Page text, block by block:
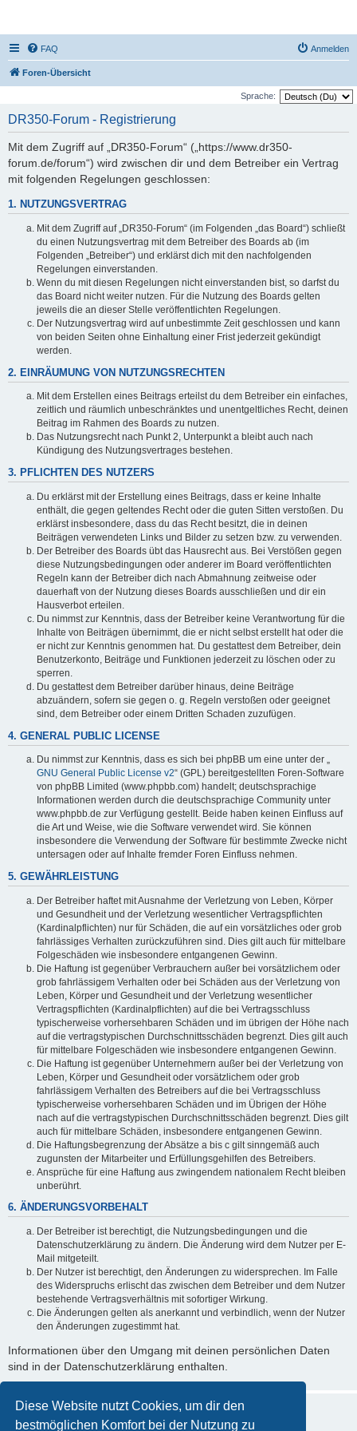
Diese Website nutzt Cookies, um dir den
bestmöglichen Komfort bei der Nutzung zu
FAQ Anmelden
Foren-Übersicht
Sprache:
DR350-Forum - Registrierung
Mit dem Zugriff auf „DR350-Forum“ („https://www.dr350-
forum.de/forum“) wird zwischen dir und dem Betreiber ein Vertrag
mit folgenden Regelungen geschlossen:
1. NUTZUNGSVERTRAG
Mit dem Zugriff auf „DR350-Forum“ (im Folgenden „das Board“) schließt
du einen Nutzungsvertrag mit dem Betreiber des Boards ab (im
Folgenden „Betreiber“) und erklärst dich mit den nachfolgenden
Regelungen einverstanden.
Wenn du mit diesen Regelungen nicht einverstanden bist, so darfst du
das Board nicht weiter nutzen. Für die Nutzung des Boards gelten
jeweils die an dieser Stelle veröffentlichten Regelungen.
Der Nutzungsvertrag wird auf unbestimmte Zeit geschlossen und kann
von beiden Seiten ohne Einhaltung einer Frist jederzeit gekündigt
werden.
2. EINRÄUMUNG VON NUTZUNGSRECHTEN
Mit dem Erstellen eines Beitrags erteilst du dem Betreiber ein einfaches,
zeitlich und räumlich unbeschränktes und unentgeltliches Recht, deinen
Beitrag im Rahmen des Boards zu nutzen.
Das Nutzungsrecht nach Punkt 2, Unterpunkt a bleibt auch nach
Kündigung des Nutzungsvertrages bestehen.
3. PFLICHTEN DES NUTZERS
Du erklärst mit der Erstellung eines Beitrags, dass er keine Inhalte
enthält, die gegen geltendes Recht oder die guten Sitten verstoßen. Du
erklärst insbesondere, dass du das Recht besitzt, die in deinen
Beiträgen verwendeten Links und Bilder zu setzen bzw. zu verwenden.
Der Betreiber des Boards übt das Hausrecht aus. Bei Verstößen gegen
diese Nutzungsbedingungen oder anderer im Board veröffentlichten
Regeln kann der Betreiber dich nach Abmahnung zeitweise oder
dauerhaft von der Nutzung dieses Boards ausschließen und dir ein
Hausverbot erteilen.
Du nimmst zur Kenntnis, dass der Betreiber keine Verantwortung für die
Inhalte von Beiträgen übernimmt, die er nicht selbst erstellt hat oder die
er nicht zur Kenntnis genommen hat. Du gestattest dem Betreiber, dein
Benutzerkonto, Beiträge und Funktionen jederzeit zu löschen oder zu
sperren.
Du gestattest dem Betreiber darüber hinaus, deine Beiträge
abzuändern, sofern sie gegen o. g. Regeln verstoßen oder geeignet
sind, dem Betreiber oder einem Dritten Schaden zuzufügen.
4. GENERAL PUBLIC LICENSE
Du nimmst zur Kenntnis, dass es sich bei phpBB um eine unter der „
GNU General Public License v2“ (GPL) bereitgestellten Foren-Software
von phpBB Limited (www.phpbb.com) handelt; deutschsprachige
Informationen werden durch die deutschsprachige Community unter
www.phpbb.de zur Verfügung gestellt. Beide haben keinen Einfluss auf
die Art und Weise, wie die Software verwendet wird. Sie können
insbesondere die Verwendung der Software für bestimmte Zwecke nicht
untersagen oder auf Inhalte fremder Foren Einfluss nehmen.
5. GEWÄHRLEISTUNG
Der Betreiber haftet mit Ausnahme der Verletzung von Leben, Körper
und Gesundheit und der Verletzung wesentlicher Vertragspflichten
(Kardinalpflichten) nur für Schäden, die auf ein vorsätzliches oder grob
fahrlässiges Verhalten zurückzuführen sind. Dies gilt auch für mittelbare
Folgeschäden wie insbesondere entgangenen Gewinn.
Die Haftung ist gegenüber Verbrauchern außer bei vorsätzlichem oder
grob fahrlässigem Verhalten oder bei Schäden aus der Verletzung von
Leben, Körper und Gesundheit und der Verletzung wesentlicher
Vertragspflichten (Kardinalpflichten) auf die bei Vertragsschluss
typischerweise vorhersehbaren Schäden und im übrigen der Höhe nach
auf die vertragstypischen Durchschnittsschäden begrenzt. Dies gilt auch
für mittelbare Folgeschäden wie insbesondere entgangenen Gewinn.
Die Haftung ist gegenüber Unternehmern außer bei der Verletzung von
Leben, Körper und Gesundheit oder vorsätzlichem oder grob
fahrlässigem Verhalten des Betreibers auf die bei Vertragsschluss
typischerweise vorhersehbaren Schäden und im Übrigen der Höhe
nach auf die vertragstypischen Durchschnittsschäden begrenzt. Dies gilt
auch für mittelbare Schäden, insbesondere entgangenen Gewinn.
Die Haftungsbegrenzung der Absätze a bis c gilt sinngemäß auch
zugunsten der Mitarbeiter und Erfüllungsgehilfen des Betreibers.
Ansprüche für eine Haftung aus zwingendem nationalem Recht bleiben
unberührt.
6. ÄNDERUNGSVORBEHALT
Der Betreiber ist berechtigt, die Nutzungsbedingungen und die
Datenschutzerklärung zu ändern. Die Änderung wird dem Nutzer per E-
Mail mitgeteilt.
Der Nutzer ist berechtigt, den Änderungen zu widersprechen. Im Falle
des Widerspruchs erlischt das zwischen dem Betreiber und dem Nutzer
bestehende Vertragsverhältnis mit sofortiger Wirkung.
Die Änderungen gelten als anerkannt und verbindlich, wenn der Nutzer
den Änderungen zugestimmt hat.
Informationen über den Umgang mit deinen persönlichen Daten
sind in der Datenschutzerklärung enthalten.